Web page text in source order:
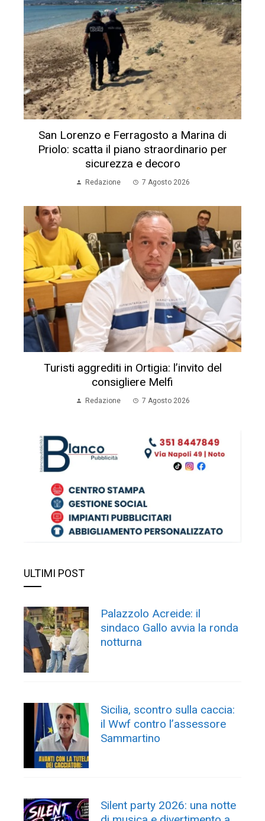
San Lorenzo e Ferragosto a Marina di
Priolo: scatta il piano straordinario per
sicurezza e decoro
Redazione 7 Agosto 2026
Turisti aggrediti in Ortigia: l’invito del
consigliere Melfi
Redazione 7 Agosto 2026
ULTIMI POST
Palazzolo Acreide: il
sindaco Gallo avvia la ronda
notturna
Sicilia, scontro sulla caccia:
il Wwf contro l’assessore
Sammartino
Silent party 2026: una notte